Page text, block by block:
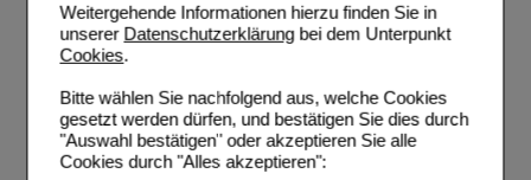
Weitergehende Informationen hierzu finden Sie in
unserer Datenschutzerklärungbei dem Unterpunkt
Cookies.
Bitte wählen Sie nachfolgend aus, welche Cookies
gesetzt werden dürfen, und bestätigen Sie dies durch
"Auswahl bestätigen" oder akzeptieren Sie alle
Cookies durch "Alles akzeptieren":